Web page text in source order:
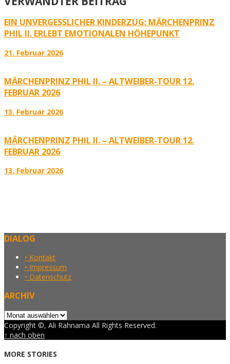
EIN UNVERGESSLICHER KINDERZUG: MÄRCHENPRINZ
PHIL II. ERLEBT EMOTIONALEN HÖHEPUNKT
21. Februar 2026
MÄRCHENPRINZ PHIL II. – ALTWEIBER-TOUR 12.
FEBRUAR 2026
13. Februar 2026
MÄRCHENPRINZ PHIL II. – ALTWEIBER-TOUR 12.
FEBRUAR 2026
13. Februar 2026
DIALOG
• Kontakt
• Impressum
• Datenschutz
ARCHIV
Archiv
Copyright ©, Ali Rahnama All Rights Reserved.
↑ nach oben
MORE STORIES